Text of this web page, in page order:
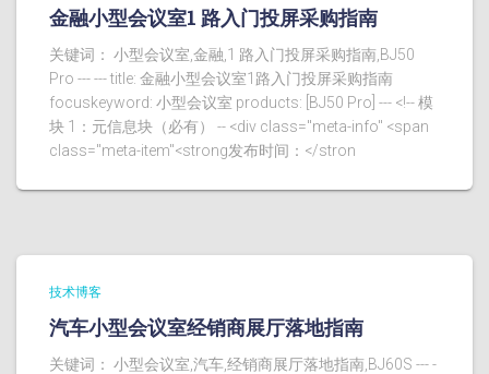
金融小型会议室1 路入门投屏采购指南
关键词： 小型会议室,金融,1 路入门投屏采购指南,BJ50
Pro --- --- title: 金融小型会议室1路入门投屏采购指南
focuskeyword: 小型会议室 products: [BJ50 Pro] --- <!-- 模
块 1：元信息块（必有） -- <div class="meta-info" <span
class="meta-item"<strong发布时间：</stron
技术博客
汽车小型会议室经销商展厅落地指南
关键词： 小型会议室,汽车,经销商展厅落地指南,BJ60S --- -